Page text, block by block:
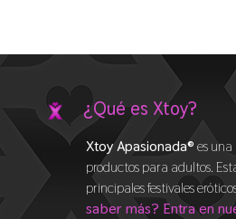
¿Qué es Xtoy?
Xtoy Apasionada®es una
productos para adultos.
principales festivales
saber más? Entra en